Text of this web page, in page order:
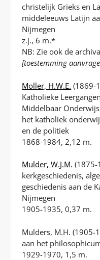
christelijk Grieks en
middeleeuws Latijn
Nijmegen
z.j., 6 m.*
NB: Zie ook de
[toestemming
Moller, H.W.E. (1869-
Katholieke
Middelbaar
het katholiek
en de politiek
1868-1984, 2,12 m.
Mulder, W.J.M. (1875-
kerkgeschiedenis,
geschiedenis aan de
Nijmegen
1905-1935, 0,37 m.
Mulders, M.H.
aan het
1929-1970, 1,5 m.